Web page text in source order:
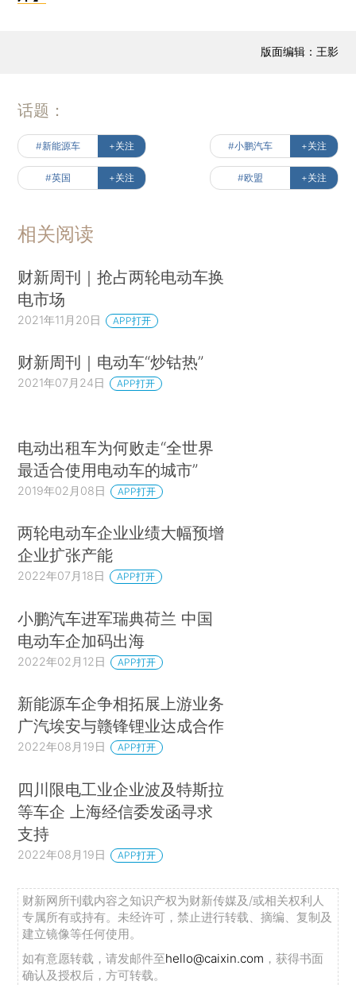
版面编辑：王影
话题：
#新能源车 +关注 #小鹏汽车 +关注
#英国 +关注 #欧盟 +关注
相关阅读
财新周刊｜抢占两轮电动车换
电市场
2021年11月20日 APP打开
财新周刊｜电动车“炒钴热”
2021年07月24日 APP打开
电动出租车为何败走“全世界
最适合使用电动车的城市”
2019年02月08日 APP打开
两轮电动车企业业绩大幅预增
企业扩张产能
2022年07月18日 APP打开
小鹏汽车进军瑞典荷兰 中国
电动车企加码出海
2022年02月12日 APP打开
新能源车企争相拓展上游业务
广汽埃安与赣锋锂业达成合作
2022年08月19日 APP打开
四川限电工业企业波及特斯拉
等车企 上海经信委发函寻求
支持
2022年08月19日 APP打开
财新网所刊载内容之知识产权为财新传媒及/或相关权利人
专属所有或持有。未经许可，禁止进行转载、摘编、复制及
建立镜像等任何使用。
如有意愿转载，请发邮件至hello@caixin.com ，获得书面
确认及授权后，方可转载。